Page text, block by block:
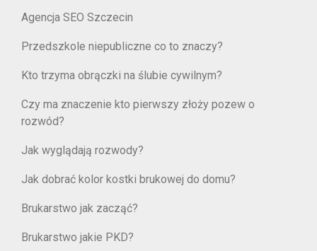
Agencja SEO Szczecin
Przedszkole niepubliczne co to znaczy?
Kto trzyma obrączki na ślubie cywilnym?
Czy ma znaczenie kto pierwszy złoży pozew o
rozwód?
Jak wyglądają rozwody?
Jak dobrać kolor kostki brukowej do domu?
Brukarstwo jak zacząć?
Brukarstwo jakie PKD?